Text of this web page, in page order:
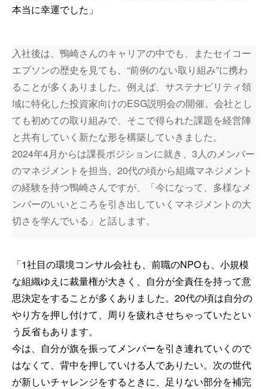
本当に幸運でした」
入社後は、鴨崎さんのキャリアの中でも、またセイコー
エプソンの歴史を見ても、“前例のない取り組み”に携わ
ることが多くありました。例えば、サステナビリティ領
域に特化した投資家向けのESG説明会の開催。会社とし
ても初めての取り組みで、そこで得られた課題を経営陣
と共有していく新たな形を構築していきました。
2024年4月からは課長ポジションに就き、3人のメンバー
のマネジメントを担当。20代の頃から組織マネジメント
の経験を持つ鴨崎さんですが、「今になって、多様なメ
ンバーのいいところを引き出していくマネジメントの大
切さを学んでいる」と話します。
「1社目の環境コンサル会社も、前職のNPOも、小規模
な組織ゆえに裁量権が大きく、自分が全責任を持って意
思決定をすることが多くありました。20代の頃は自分の
やり方を押し付けて、周りを疲れさせちゃっていたとい
う反省もあります。
今は、自分が旗を振ってメンバーを引き連れていくので
はなくて、背中を押していける人でありたい。次の世代
が新しいチャレンジをするときに、足りない部分を補完